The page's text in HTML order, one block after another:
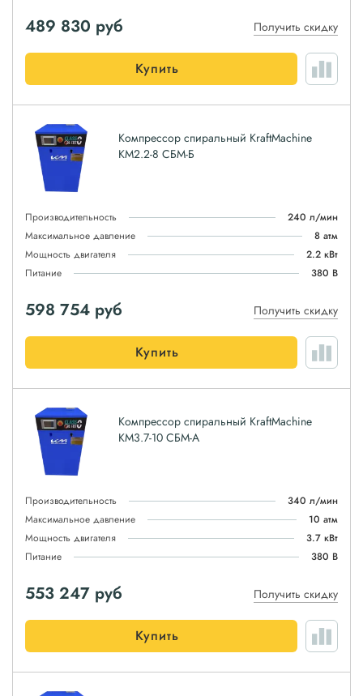
489 830 руб Получить скидку
Купить
Компрессор спиральный KraftMachine
КМ2.2-8 СБМ-Б
Производительность
240 л/мин
Максимальное давление
8 атм
Мощность двигателя
2.2 кВт
Питание
380 В
598 754 руб Получить скидку
Купить
Компрессор спиральный KraftMachine
КМ3.7-10 СБМ-А
Производительность
340 л/мин
Максимальное давление
10 атм
Мощность двигателя
3.7 кВт
Питание
380 В
553 247 руб Получить скидку
Купить